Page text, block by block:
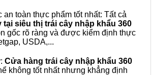
an toàn thực phẩm tốt nhất: Tất cả
tại siêu thị trái cây nhập khẩu 360
gốc rõ ràng và được kiểm định thực
USDA,...
Cửa hàng trái cây nhập khẩu 360
không tốt nhất nhưng khẳng định